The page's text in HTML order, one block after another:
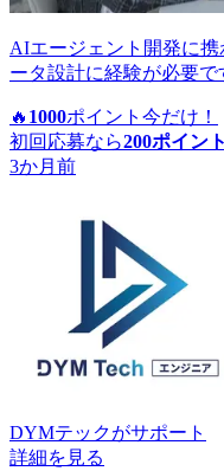
AIエージェント開発に
ータ設計に経験が必要で
🔥 1000ポイント 今だけ！
初回応募なら200ポイン
3か月前
DYMテックがサポート
詳細を見る